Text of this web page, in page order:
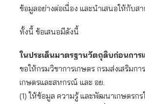
ข้อมูลอย่างต่อเนื่อง และนำเสนอให้กับส
ทั้งนี้ ข้อเสนอมีดังนี้
ในประเด็นมาตรฐานวัตถุดิบก่อนการ
ขอให้กรมวิชาการเกษตร กรมส่งเสริมกา
เกษตรและสหกรณ์ และ อย.
(1) ให้ข้อมูล ความรู้ และพัฒนาเกษตรกร